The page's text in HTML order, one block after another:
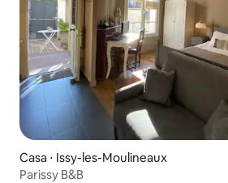
Casa ⋅ Issy-les-Moulineaux
Parissy B&B